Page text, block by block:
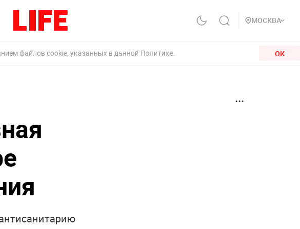
МОСКВА
файлов cookie, указанных в данной Политике. ОК